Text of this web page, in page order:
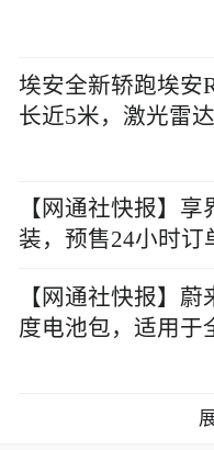
埃安全新轿跑埃安
长近5米，激光雷
【网通社快报】
装，预售24小时订
【网通社快报】蔚
度电池包，适用于